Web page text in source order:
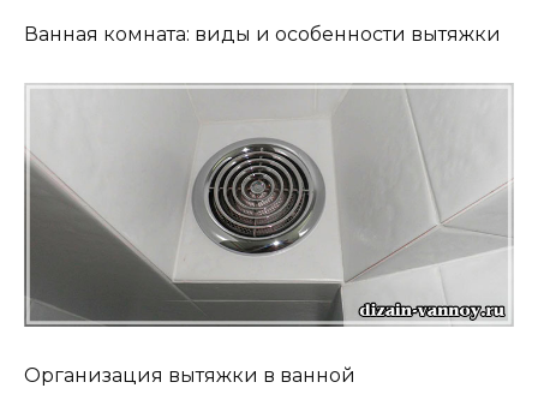
Ванная комната: виды и особенности вытяжки
Организация вытяжки в ванной